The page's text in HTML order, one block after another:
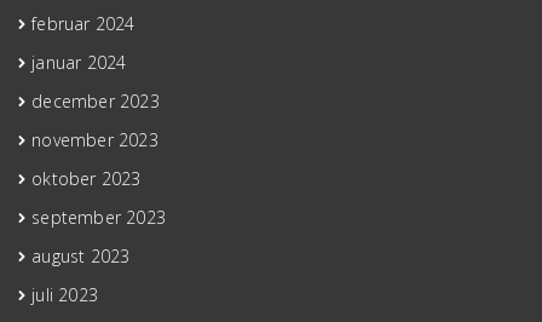
februar 2024
januar 2024
december 2023
november 2023
oktober 2023
september 2023
august 2023
juli 2023